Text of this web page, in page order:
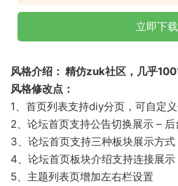
立即下载
风格介绍： 精仿zuk社区，几乎
风格修改点：
1、首页列表支持diy分页，可自定义
2、论坛首页支持公告切换展示 – 后
3、论坛首页支持三种板块展示方式
4、论坛首页板块介绍支持连接展示
5、主题列表页增加左右栏设置